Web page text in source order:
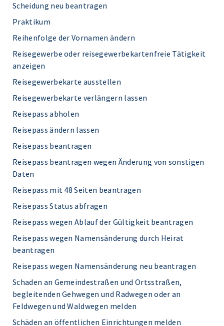
Scheidung neu beantragen
Praktikum
Reihenfolge der Vornamen ändern
Reisegewerbe oder reisegewerbekartenfreie Tätigkeit
anzeigen
Reisegewerbekarte ausstellen
Reisegewerbekarte verlängern lassen
Reisepass abholen
Reisepass ändern lassen
Reisepass beantragen
Reisepass beantragen wegen Änderung von sonstigen
Daten
Reisepass mit 48 Seiten beantragen
Reisepass Status abfragen
Reisepass wegen Ablauf der Gültigkeit beantragen
Reisepass wegen Namensänderung durch Heirat
beantragen
Reisepass wegen Namensänderung neu beantragen
Schaden an Gemeindestraßen und Ortsstraßen,
begleitenden Gehwegen und Radwegen oder an
Feldwegen und Waldwegen melden
Schäden an öffentlichen Einrichtungen melden